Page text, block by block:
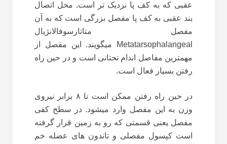
عقبی که به کف پا نزدیک تر است. محل اتصال
بند عقبی به کف پا مفصل بزرگی است که به آن
مفصل متاتارسوفالانژیال
Metatarsophalangeal میگویند. این مفصل از
مهمترین مفاصل اندام تحتانی است و در حین راه
رفتن بسیار فعال است.
در حین راه رفتن ممکن است تا ۸ برابر نیروی
وزن به این مفصل وارد میشود. در سطح کفی
مفصل یعنی قسمتی که رو به زمین قرار گرفته
است کپسول مفصلی و تاندون های عضله خم